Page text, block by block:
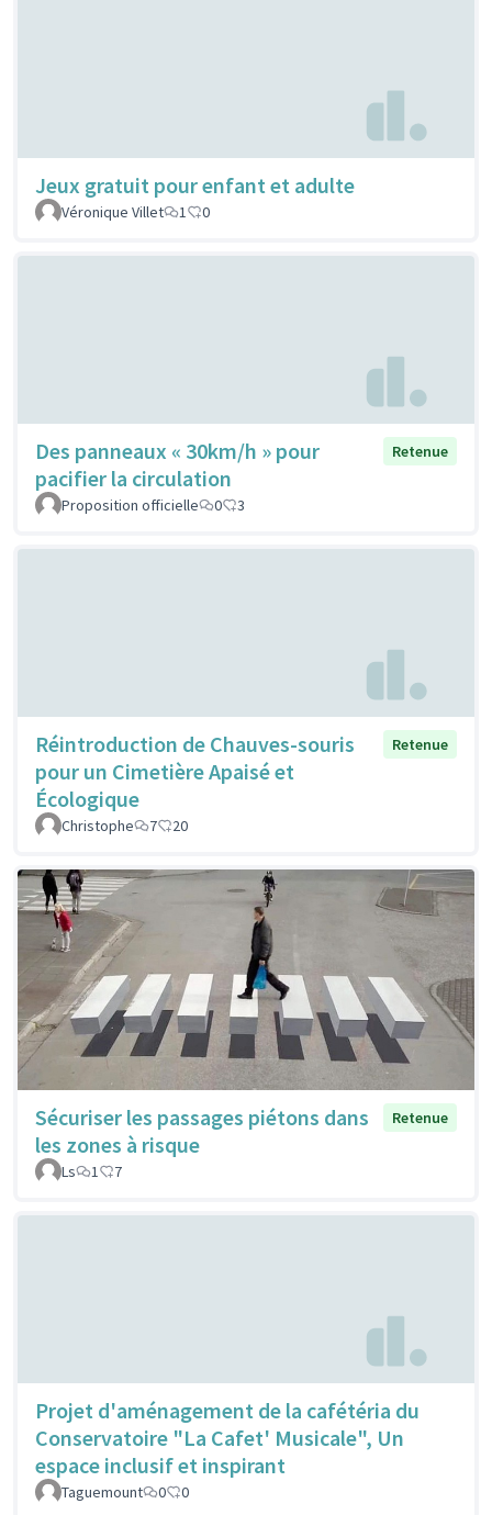
Jeux gratuit pour enfant et adulte
Véronique Villet 1 0
Des panneaux « 30km/h » pour
pacifier la circulation
Retenue
Proposition officielle 0 3
Réintroduction de Chauves-souris
pour un Cimetière Apaisé et
Écologique
Retenue
Christophe 7 20
Sécuriser les passages piétons dans
les zones à risque
Retenue
Ls 1 7
Projet d'aménagement de la cafétéria du
Conservatoire "La Cafet' Musicale", Un
espace inclusif et inspirant
Taguemount 0 0